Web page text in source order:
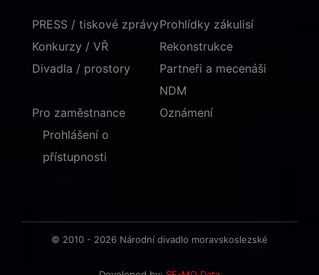
PRESS / tiskové zprávy
Konkurzy / VŘ
Divadla / prostory
Prohlídky zákulisí
Rekonstrukce
Partneři a mecenáši
NDM
Pro zaměstnance
Oznámení
Prohlášení o
přístupnosti
© 2010 - 2026 Národní divadlo moravskoslezské